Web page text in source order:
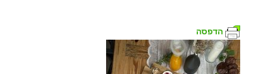
הדפסה